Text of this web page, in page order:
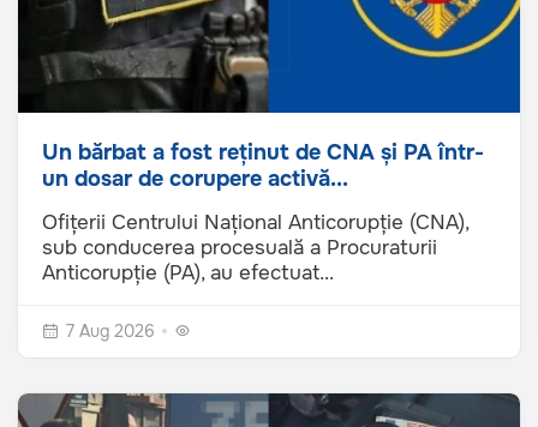
Un bărbat a fost reținut de CNA și PA într-
un dosar de corupere activă...
Ofițerii Centrului Național Anticorupție (CNA),
sub conducerea procesuală a Procuraturii
Anticorupție (PA), au efectuat...
7 Aug 2026